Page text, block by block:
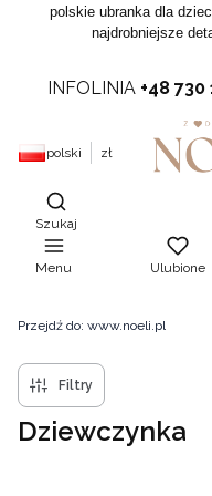
polskie ubranka dla
najdrobniejsze
INFOLINIA +48 730
polski zł
Otwórz wyszukiwarkę
Szukaj
Menu Ulubione
Przejdź do: www.noeli.pl
Filtry
Dziewczynka